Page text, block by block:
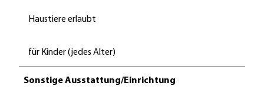
Haustiere erlaubt
für Kinder (jedes Alter)
Sonstige Ausstattung/Einrichtung